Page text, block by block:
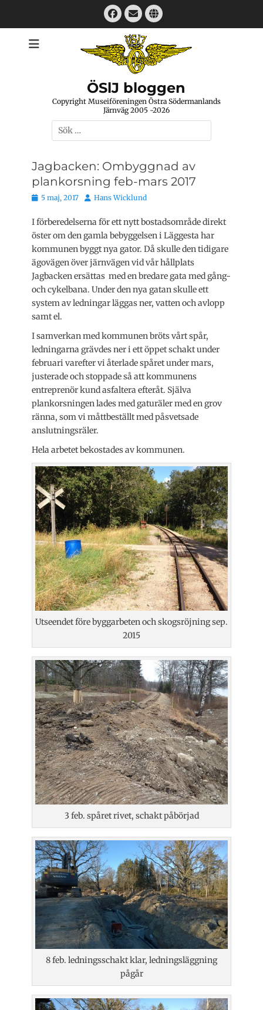
Facebook
E-
mail
Webbplats
ÖSlJ bloggen
Copyright Museiföreningen Östra Södermanlands
Järnväg 2005 -2026
Sök
efter:
Jagbacken: Ombyggnad av
plankorsning feb-mars 2017
Publicerat
5 maj, 2017 Författare
Hans Wicklund
I förberedelserna för ett nytt bostadsområde direkt
öster om den gamla bebyggelsen i Läggesta har
kommunen byggt nya gator. Då skulle den tidigare
ägovägen över järnvägen vid vår hållplats
Jagbacken ersättas med en bredare gata med gång-
och cykelbana. Under den nya gatan skulle ett
system av ledningar läggas ner, vatten och avlopp
samt el.
I samverkan med kommunen bröts vårt spår,
ledningarna grävdes ner i ett öppet schakt under
februari varefter vi återlade spåret under mars,
justerade och stoppade så att kommunens
entreprenör kund asfaltera efteråt. Själva
plankorsningen lades med gaturäler med en grov
ränna, som vi måttbeställt med påsvetsade
anslutningsräler.
Hela arbetet bekostades av kommunen.
Utseendet före byggarbeten och skogsröjning sep.
2015
3 feb. spåret rivet, schakt påbörjad
8 feb. ledningsschakt klar, ledningsläggning
pågår